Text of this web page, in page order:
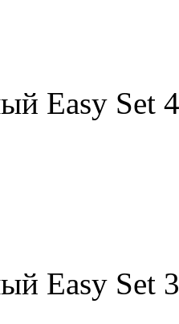
Easy Set
Easy Set